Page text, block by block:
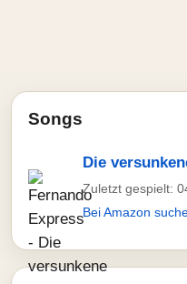
Songs
Die
Zuletzt gespielt:
Bei Amazon